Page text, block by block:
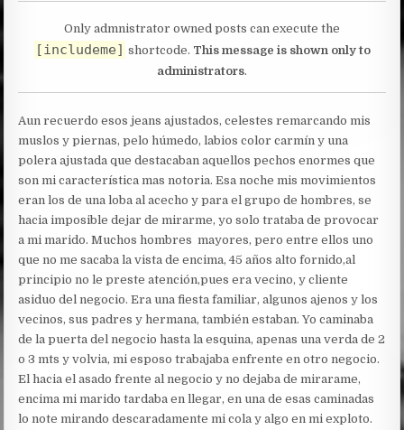
Only admnistrator owned posts can execute the
[includeme] shortcode. This message is shown only to
administrators.
Aun recuerdo esos jeans ajustados, celestes remarcando mis
muslos y piernas, pelo húmedo, labios color carmín y una
polera ajustada que destacaban aquellos pechos enormes que
son mi característica mas notoria. Esa noche mis movimientos
eran los de una loba al acecho y para el grupo de hombres, se
hacia imposible dejar de mirarme, yo solo trataba de provocar
a mi marido. Muchos hombres mayores, pero entre ellos uno
que no me sacaba la vista de encima, 45 años alto fornido,al
principio no le preste atención,pues era vecino, y cliente
asiduo del negocio. Era una fiesta familiar, algunos ajenos y los
vecinos, sus padres y hermana, también estaban. Yo caminaba
de la puerta del negocio hasta la esquina, apenas una verda de 2
o 3 mts y volvia, mi esposo trabajaba enfrente en otro negocio.
El hacia el asado frente al negocio y no dejaba de mirarame,
encima mi marido tardaba en llegar, en una de esas caminadas
lo note mirando descaradamente mi cola y algo en mi exploto.